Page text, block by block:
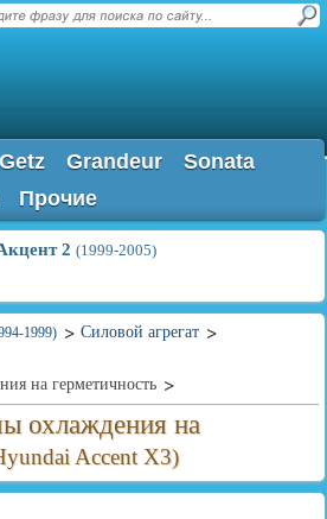
Getz Grandeur
Sonata
Прочие
2 (1999-2005)
1999)
Силовой агрегат
на герметичность
охлаждения на
Accent X3)